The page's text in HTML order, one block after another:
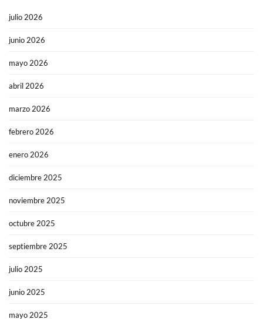
julio 2026
junio 2026
mayo 2026
abril 2026
marzo 2026
febrero 2026
enero 2026
diciembre 2025
noviembre 2025
octubre 2025
septiembre 2025
julio 2025
junio 2025
mayo 2025